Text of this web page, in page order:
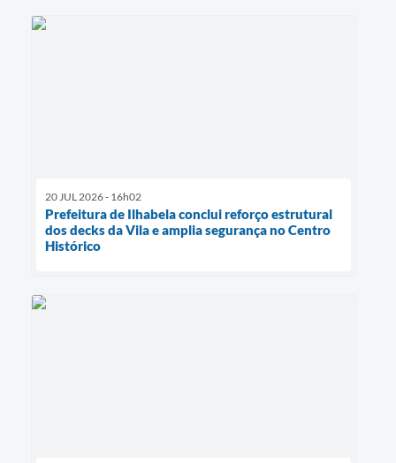
20 JUL 2026 - 16h02
Prefeitura de Ilhabela conclui reforço estrutural
dos decks da Vila e amplia segurança no Centro
Histórico